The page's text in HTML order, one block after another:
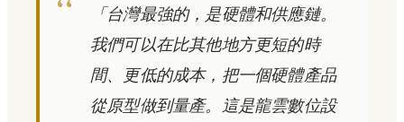
「台灣最強的，是硬體和供應鏈。
我們可以在比其他地方更短的時
間、更低的成本，把一個硬體產品
從原型做到量產。這是龍雲數位設